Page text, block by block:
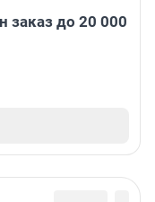
заказ до 20 000